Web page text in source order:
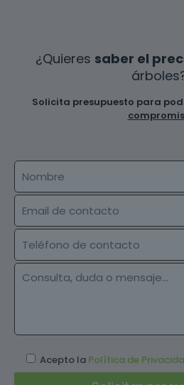
¿Quieres saber el
Solicita presupuesto para
Acepto la Política de